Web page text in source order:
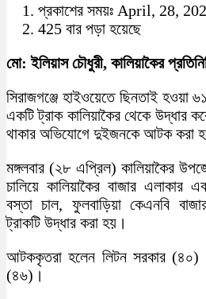
প্রকাশের সময়ঃ April, 28,
425 বার পড়া হয়েছে
মো: ইলিয়াস চৌধুরী, কালিয়াকৈর
সিরাজগঞ্জে হাইওয়েতে ছিনতাই হওয়া
একটি ট্রাক কালিয়াকৈর থেকে উদ্ধার
থাকার অভিযোগে দুইজনকে আটক করা
মঙ্গলবার (২৮ এপ্রিল) কালিয়াকৈর
চালিয়ে কালিয়াকৈর বাজার
বস্তা চাল, ফুলবাড়িয়া কেএনবি
ট্রাকটি উদ্ধার করা হয়।
আটককৃতরা হলেন লিটন সরকার (৪০)
(৪৬)।